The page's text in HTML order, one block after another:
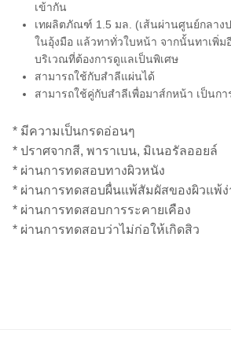
เข้ากัน
เทผลิตภัณฑ์ 1.5 มล. (เส้นผ่านศูนย์กลาง
ในอุ้งมือ แล้วทาทั่วใบหน้า จากนั้นทาเพิ่ม
บริเวณที่ต้องการดูแลเป็นพิเศษ
สามารถใช้กับสำลีแผ่นได้
สามารถใช้คู่กับสำลีเพื่อมาส์กหน้า เป็นก
* มีความเป็นกรดอ่อนๆ
* ปราศจากสี, พาราเบน, มิเนอรัลออยล์
* ผ่านการทดสอบทางผิวหนัง
* ผ่านการทดสอบผื่นแพ้สัมผัสของผิวแพ้ง่
* ผ่านการทดสอบการระคายเคือง
* ผ่านการทดสอบว่าไม่ก่อให้เกิดสิว